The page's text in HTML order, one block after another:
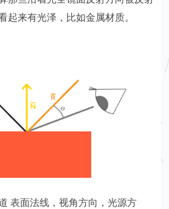
起来有光泽，比如金属材质。
表面法线，视角方向，光源方